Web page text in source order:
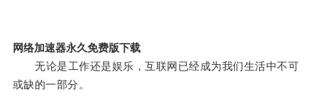
网络加速器永久免费版下载
无论是工作还是娱乐，互联网已经成为我们生活中不可
或缺的一部分。